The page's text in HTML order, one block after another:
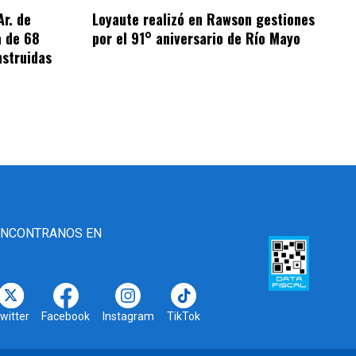
de
68
Loyaute realizó en Rawson gestiones
por el 91° aniversario de Río Mayo
EN
Facebook Instagram TikTok